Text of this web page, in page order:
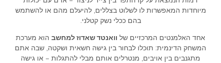
מיוחדות המאפשרות לו לשלוט בצללים, להיעלם מהם או להשתמש
בהם ככלי נשק קטלני.
אחד האלמנטים המרכזיים של וואנטד שאדוז למחשב הוא מערכת
המשחק הדינמית: תוכלו לבחור בין גישה חשאית ושקטה, שבה אתם
מתגנבים בין אויבים, מנטרלים אותם מבלי להתגלות – או גישה